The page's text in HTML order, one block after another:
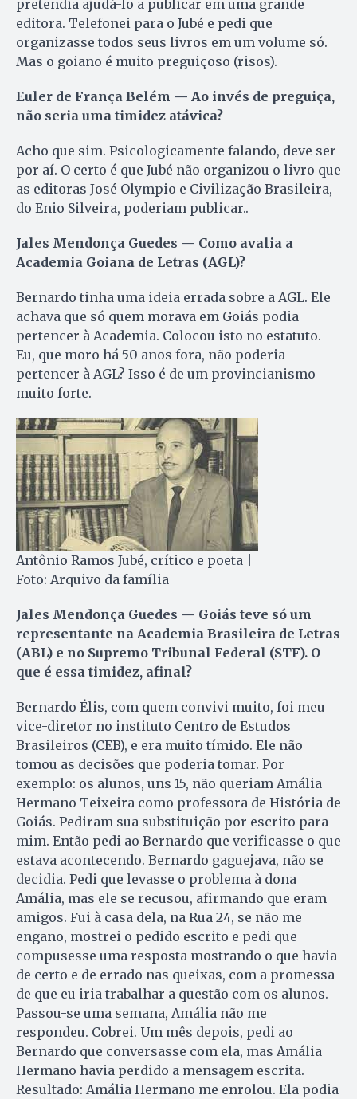
pretendia ajudá-lo a publicar em uma grande
editora. Telefonei para o Jubé e pedi que
organizasse todos seus livros em um volume só.
Mas o goiano é muito preguiçoso (risos).
Euler de França Belém — Ao invés de preguiça,
não seria uma timidez atávica?
Acho que sim. Psicologicamente falando, deve ser
por aí. O certo é que Jubé não organizou o livro que
as editoras José Olympio e Civilização Brasileira,
do Enio Silveira, poderiam publicar..
Jales Mendonça Guedes — Como avalia a
Academia Goiana de Letras (AGL)?
Bernardo tinha uma ideia errada sobre a AGL. Ele
achava que só quem morava em Goiás podia
pertencer à Academia. Colocou isto no estatuto.
Eu, que moro há 50 anos fora, não poderia
pertencer à AGL? Isso é de um provincianismo
muito forte.
Antônio Ramos Jubé, crítico e poeta |
Foto: Arquivo da família
Jales Mendonça Guedes — Goiás teve só um
representante na Academia Brasileira de Letras
(ABL) e no Supremo Tribunal Federal (STF). O
que é essa timidez, afinal?
Bernardo Élis, com quem convivi muito, foi meu
vice-diretor no instituto Centro de Estudos
Brasileiros (CEB), e era muito tímido. Ele não
tomou as decisões que poderia tomar. Por
exemplo: os alunos, uns 15, não queriam Amália
Hermano Teixeira como professora de História de
Goiás. Pediram sua substituição por escrito para
mim. Então pedi ao Bernardo que verificasse o que
estava acontecendo. Bernardo gaguejava, não se
decidia. Pedi que levasse o problema à dona
Amália, mas ele se recusou, afirmando que eram
amigos. Fui à casa dela, na Rua 24, se não me
engano, mostrei o pedido escrito e pedi que
compusesse uma resposta mostrando o que havia
de certo e de errado nas queixas, com a promessa
de que eu iria trabalhar a questão com os alunos.
Passou-se uma semana, Amália não me
respondeu. Cobrei. Um mês depois, pedi ao
Bernardo que conversasse com ela, mas Amália
Hermano havia perdido a mensagem escrita.
Resultado: Amália Hermano me enrolou. Ela podia